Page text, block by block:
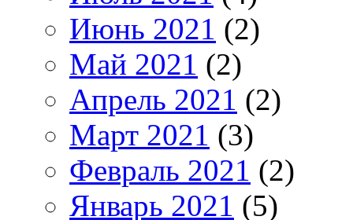
Июнь 2021 (2)
Май 2021 (2)
Апрель 2021 (2)
Март 2021 (3)
Февраль 2021 (2)
Январь 2021 (5)